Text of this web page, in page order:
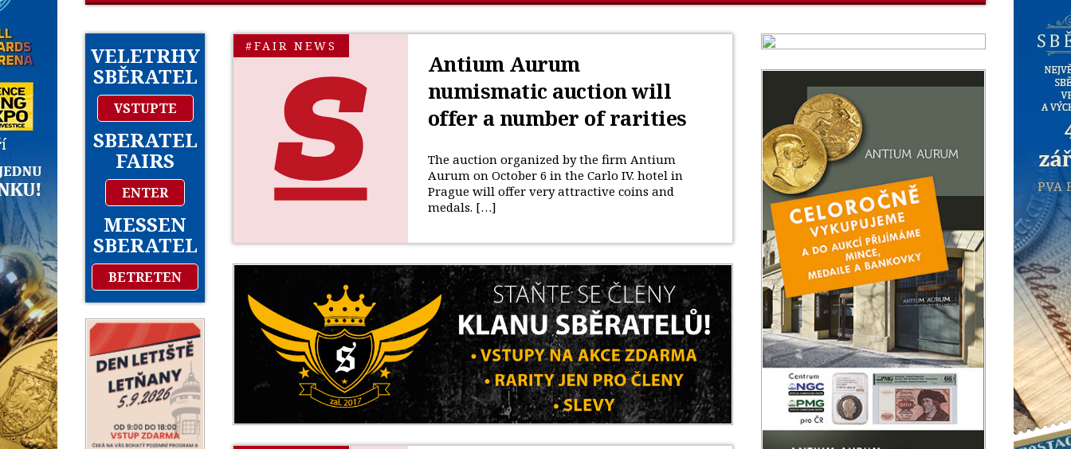
VELETRHY
SBĚRATEL
VSTUPTE
SBERATEL
FAIRS
ENTER
MESSEN
SBERATEL
BETRETEN
#FAIR NEWS
Antium Aurum
numismatic auction will
offer a number of rarities
The auction organized by the firm Antium
Aurum on October 6 in the Carlo IV. hotel in
Prague will offer very attractive coins and
medals. […]